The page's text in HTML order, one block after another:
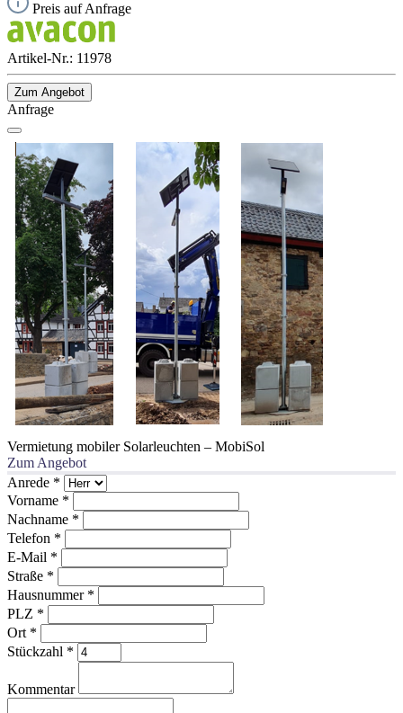
Preis auf Anfrage
Artikel-Nr.: 11978
Zum Angebot
Anfrage
Vermietung mobiler Solarleuchten – MobiSol
Zum Angebot
Anrede *
Vorname *
Nachname *
Telefon *
E-Mail *
Straße *
Hausnummer *
PLZ *
Ort *
Stückzahl *
Kommentar